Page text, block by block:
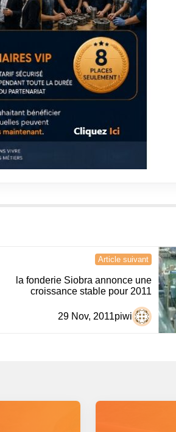
Article suivant
la fonderie Siobra annonce une
croissance stable pour 2011
piwi
29 Nov, 2011